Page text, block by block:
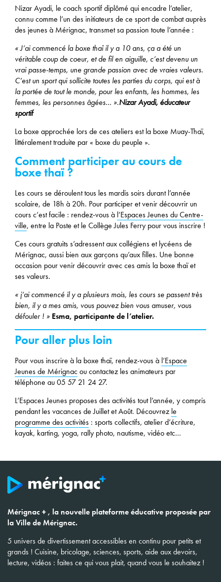
Théâtre & danse
Nizar Ayadi, le coach sportif diplômé qui encadre l’atelier,
connu comme l’un des initiateurs de ce sport de combat auprès
des jeunes à Mérignac, transmet sa passion toute l’année :
« J’ai commencé la boxe thaï il y a 10 ans, ça a été un
véritable coup de coeur, et de fil en aiguille, c’est devenu un
vrai passe-temps, une grande passion avec de vraies valeurs.
C’est un sport qui sollicite toutes les parties du corps, qui est à
la portée de tout le monde, pour les enfants, les hommes, les
femmes, les personnes âgées… ».Nizar Ayadi, éducateur
sportif
La boxe approchée lors de ces ateliers est la boxe Muay-Thaï,
littéralement traduite par « boxe du peuple ».
Comment participer au cours de
boxe thaï ?
Les cours se déroulent tous les mardis soirs durant l’année
scolaire, de 18h à 20h. Pour participer et venir découvrir un
cours c’est facile : rendez-vous à l’Espaces Jeunes du Centre-
ville, entre la Poste et le Collège Jules Ferry pour vous inscrire !
Ces cours gratuits s’adressent aux collégiens et lycéens de
Mérignac, aussi bien aux garçons qu’aux filles. Une bonne
occasion pour venir découvrir avec ces amis la boxe thaï et
ses valeurs.
« j’ai commencé il y a plusieurs mois, les cours se passent très
bien, il y a mes amis, vous pouvez bien vous amuser, vous
défouler ! » Esma, participante de l’atelier.
Pour aller plus loin
Pour vous inscrire à la boxe thaï, rendez-vous à l’Espace
Jeunes de Mérignacou contactez les animateurs par
téléphone au 05 57 21 24 27.
L’Espaces Jeunes proposes des activités tout l’année, y compris
pendant les vacances de Juillet et Août. Découvrez le
programme des activités : sports collectifs, atelier d’écriture,
kayak, karting, yoga, rally photo, nautisme, vidéo etc…
Mérignac + , la nouvelle plateforme éducative proposée par
la Ville de Mérignac.
5 univers de divertissement accessibles en continu pour petits et
grands ! Cuisine, bricolage, sciences, sports, aide aux devoirs,
lecture, vidéos : faites ce qui vous plait, quand vous le souhaitez !